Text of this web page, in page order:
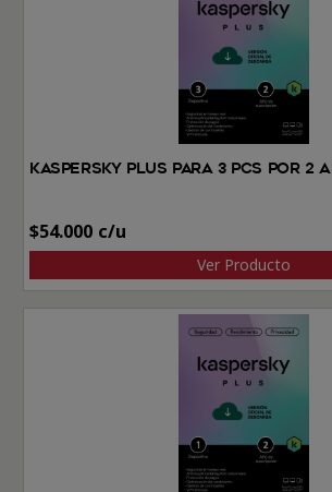
Kaspersky Plus Para 3 PCs por 2
$54.000
Ver Producto